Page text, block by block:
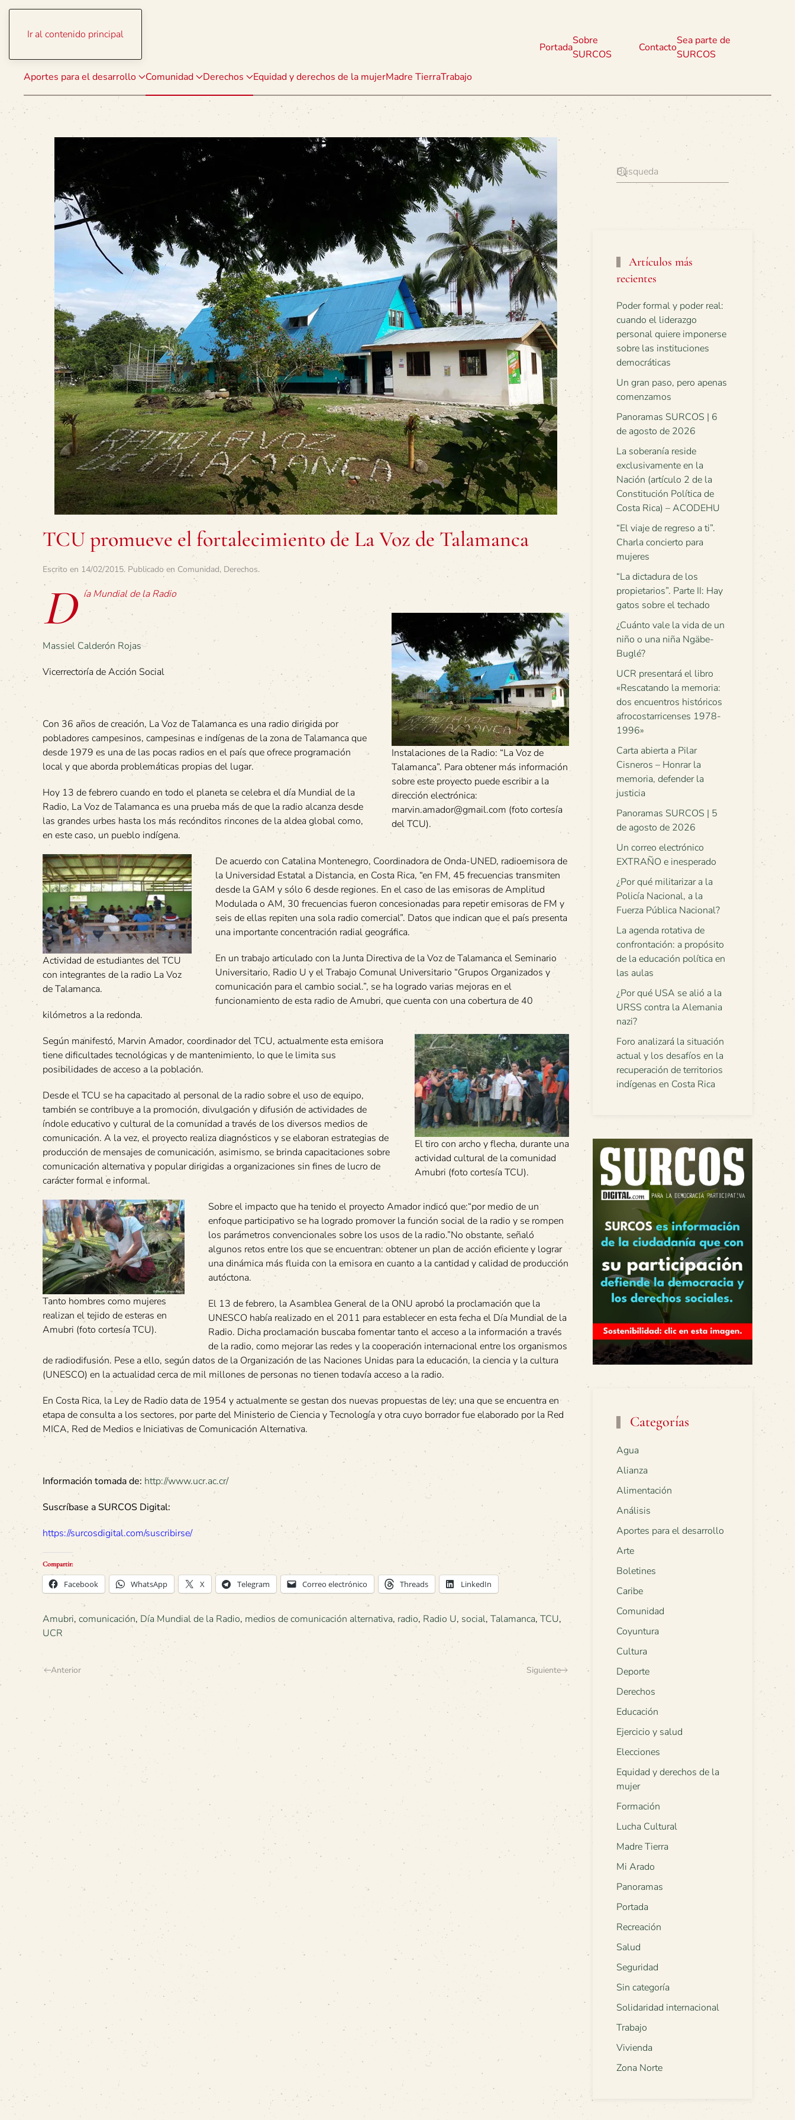
Ir al contenido principal
Aportes para el desarrollo Comunidad Derechos Equidad y derechos de la mujerMadre TierraTrabajo
Portada
Sobre
SURCOS
Contacto
Sea parte de
SURCOS
TCU promueve el fortalecimiento de La Voz de Talamanca
Escrito en 14/02/2015. Publicado en Comunidad, Derechos.
D ía Mundial de la Radio
Instalaciones de la Radio: “La Voz de
Talamanca”. Para obtener más información
sobre este proyecto puede escribir a la
dirección electrónica:
marvin.amador@gmail.com (foto cortesía
del TCU).
Massiel Calderón Rojas
Vicerrectoría de Acción Social
Con 36 años de creación, La Voz de Talamanca es una radio dirigida por
pobladores campesinos, campesinas e indígenas de la zona de Talamanca que
desde 1979 es una de las pocas radios en el país que ofrece programación
local y que aborda problemáticas propias del lugar.
Hoy 13 de febrero cuando en todo el planeta se celebra el día Mundial de la
Radio, La Voz de Talamanca es una prueba más de que la radio alcanza desde
las grandes urbes hasta los más recónditos rincones de la aldea global como,
en este caso, un pueblo indígena.
Actividad de estudiantes del TCU
con integrantes de la radio La Voz
de Talamanca.
De acuerdo con Catalina Montenegro, Coordinadora de Onda-UNED, radioemisora de
la Universidad Estatal a Distancia, en Costa Rica, “en FM, 45 frecuencias transmiten
desde la GAM y sólo 6 desde regiones. En el caso de las emisoras de Amplitud
Modulada o AM, 30 frecuencias fueron concesionadas para repetir emisoras de FM y
seis de ellas repiten una sola radio comercial”. Datos que indican que el país presenta
una importante concentración radial geográfica.
En un trabajo articulado con la Junta Directiva de la Voz de Talamanca el Seminario
Universitario, Radio U y el Trabajo Comunal Universitario “Grupos Organizados y
comunicación para el cambio social.”, se ha logrado varias mejoras en el
funcionamiento de esta radio de Amubri, que cuenta con una cobertura de 40
kilómetros a la redonda.
El tiro con archo y flecha, durante una
actividad cultural de la comunidad
Amubri (foto cortesía TCU).
Según manifestó, Marvin Amador, coordinador del TCU, actualmente esta emisora
tiene dificultades tecnológicas y de mantenimiento, lo que le limita sus
posibilidades de acceso a la población.
Desde el TCU se ha capacitado al personal de la radio sobre el uso de equipo,
también se contribuye a la promoción, divulgación y difusión de actividades de
índole educativo y cultural de la comunidad a través de los diversos medios de
comunicación. A la vez, el proyecto realiza diagnósticos y se elaboran estrategias de
producción de mensajes de comunicación, asimismo, se brinda capacitaciones sobre
comunicación alternativa y popular dirigidas a organizaciones sin fines de lucro de
carácter formal e informal.
Tanto hombres como mujeres
realizan el tejido de esteras en
Amubri (foto cortesía TCU).
Sobre el impacto que ha tenido el proyecto Amador indicó que:“por medio de un
enfoque participativo se ha logrado promover la función social de la radio y se rompen
los parámetros convencionales sobre los usos de la radio.”No obstante, señaló
algunos retos entre los que se encuentran: obtener un plan de acción eficiente y lograr
una dinámica más fluida con la emisora en cuanto a la cantidad y calidad de producción
autóctona.
El 13 de febrero, la Asamblea General de la ONU aprobó la proclamación que la
UNESCO había realizado en el 2011 para establecer en esta fecha el Día Mundial de la
Radio. Dicha proclamación buscaba fomentar tanto el acceso a la información a través
de la radio, como mejorar las redes y la cooperación internacional entre los organismos
de radiodifusión. Pese a ello, según datos de la Organización de las Naciones Unidas para la educación, la ciencia y la cultura
(UNESCO) en la actualidad cerca de mil millones de personas no tienen todavía acceso a la radio.
En Costa Rica, la Ley de Radio data de 1954 y actualmente se gestan dos nuevas propuestas de ley; una que se encuentra en
etapa de consulta a los sectores, por parte del Ministerio de Ciencia y Tecnología y otra cuyo borrador fue elaborado por la Red
MICA, Red de Medios e Iniciativas de Comunicación Alternativa.
Información tomada de: http://www.ucr.ac.cr/
Suscríbase a SURCOS Digital:
https://surcosdigital.com/suscribirse/
Compartir:
Facebook WhatsApp X Telegram Correo electrónico Threads LinkedIn
Amubri, comunicación, Día Mundial de la Radio, medios de comunicación alternativa, radio, Radio U, social, Talamanca, TCU,
UCR
Anterior Siguiente
Artículos más
recientes
Poder formal y poder real:
cuando el liderazgo
personal quiere imponerse
sobre las instituciones
democráticas
Un gran paso, pero apenas
comenzamos
Panoramas SURCOS | 6
de agosto de 2026
La soberanía reside
exclusivamente en la
Nación (artículo 2 de la
Constitución Política de
Costa Rica) – ACODEHU
“El viaje de regreso a ti”.
Charla concierto para
mujeres
“La dictadura de los
propietarios”. Parte II: Hay
gatos sobre el techado
¿Cuánto vale la vida de un
niño o una niña Ngäbe-
Buglé?
UCR presentará el libro
«Rescatando la memoria:
dos encuentros históricos
afrocostarricenses 1978-
1996»
Carta abierta a Pilar
Cisneros – Honrar la
memoria, defender la
justicia
Panoramas SURCOS | 5
de agosto de 2026
Un correo electrónico
EXTRAÑO e inesperado
¿Por qué militarizar a la
Policía Nacional, a la
Fuerza Pública Nacional?
La agenda rotativa de
confrontación: a propósito
de la educación política en
las aulas
¿Por qué USA se alió a la
URSS contra la Alemania
nazi?
Foro analizará la situación
actual y los desafíos en la
recuperación de territorios
indígenas en Costa Rica
Categorías
Agua
Alianza
Alimentación
Análisis
Aportes para el desarrollo
Arte
Boletines
Caribe
Comunidad
Coyuntura
Cultura
Deporte
Derechos
Educación
Ejercicio y salud
Elecciones
Equidad y derechos de la
mujer
Formación
Lucha Cultural
Madre Tierra
Mi Arado
Panoramas
Portada
Recreación
Salud
Seguridad
Sin categoría
Solidaridad internacional
Trabajo
Vivienda
Zona Norte